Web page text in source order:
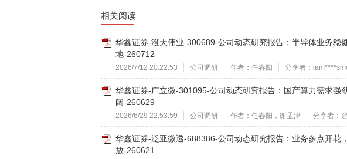
相关阅读
华鑫证券-澄天伟业-300689-公司动态研究报告：半导体业务稳
地-260712
2026/7/12 20:22:53 公司调研 作者：任春阳 分享者：
华鑫证券-广立微-301095-公司动态研究报告：国产算力需求强
阔-260629
2026/6/29 22:53:59 公司调研 作者：任春阳，谢孟津 分享者：
华鑫证券-泛亚微透-688386-公司动态研究报告：业务多点开花
放-260621